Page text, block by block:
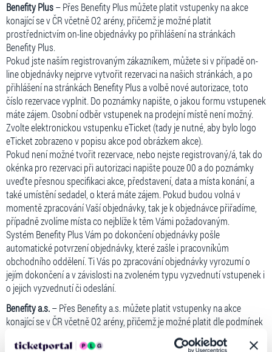
Benefity Plus– Přes Benefity Plus můžete platit vstupenky na akce
konající se v ČR včetně O2 arény, přičemž je možné platit
prostřednictvím on-line objednávky po přihlášení na stránkách
Benefity Plus.
Pokud jste naším registrovaným zákazníkem, můžete si v případě on-
line objednávky nejprve vytvořit rezervaci na našich stránkách, a po
přihlášení na stránkách Benefity Plus a volbě nové autorizace, toto
číslo rezervace vyplnit. Do poznámky napište, o jakou formu vstupenek
máte zájem. Osobní odběr vstupenek na prodejní místě není možný.
Zvolte elektronickou vstupenku eTicket (tady je nutné, aby bylo logo
eTicket zobrazeno v popisu akce pod obrázkem akce).
Pokud není možné tvořit rezervace, nebo nejste registrovaný/á, tak do
okénka pro rezervaci při autorizaci napište pouze 00 a do poznámky
uveďte přesnou specifikaci akce, představení, data a místa konání, a
také umístění sedadel, o která máte zájem. Pokud budou volná v
momentě zpracování Vaší objednávky, tak je k objednávce přiřadíme,
případně zvolíme místa co nejblíže k těm Vámi požadovaným.
Systém Benefity Plus Vám po dokončení objednávky pošle
automatické potvrzení objednávky, které zašle i pracovníkům
obchodního oddělení. Ti Vás po zpracování objednávky vyrozumí o
jejím dokončení a v závislosti na zvoleném typu vyzvednutí vstupenek i
o jejich vyzvednutí či odeslání.
Benefity a.s.– Přes Benefity a.s. můžete platit vstupenky na akce
konající se v ČR včetně O2 arény, přičemž je možné platit dle podmínek